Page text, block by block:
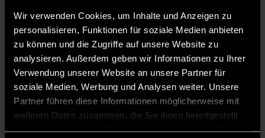
Wir verwenden Cookies, um Inhalte und Anzeigen zu
personalisieren, Funktionen für soziale Medien anbieten
zu können und die Zugriffe auf unsere Website zu
analysieren. Außerdem geben wir Informationen zu Ihrer
Verwendung unserer Website an unsere Partner für
soziale Medien, Werbung und Analysen weiter. Unsere
Partner führen diese Informationen möglicherweise mit
weiteren Daten zusammen, die Sie ihnen bereitgestellt